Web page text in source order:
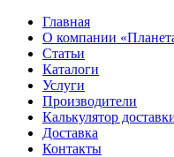
Skip
content
Главная
О компании
Статьи
Каталоги
Услуги
Производители
Калькулятор
Доставка
Контакты